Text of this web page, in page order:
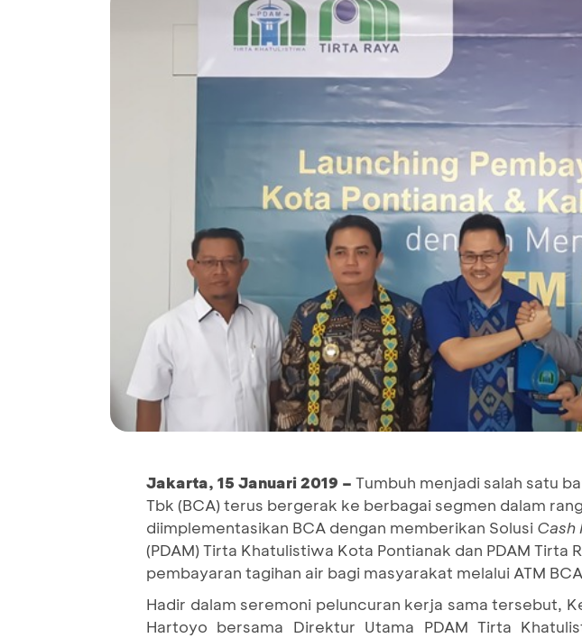
Jakarta, 15 Januari 2019 – Tumbuh menjadi salah satu
Tbk (BCA) terus bergerak ke berbagai segmen dalam
diimplementasikan BCA dengan memberikan Solusi Cash
(PDAM) Tirta Khatulistiwa Kota Pontianak dan PDAM
pembayaran tagihan air bagi masyarakat melalui ATM
Hadir dalam seremoni peluncuran kerja sama tersebut,
Hartoyo bersama Direktur Utama PDAM Tirta